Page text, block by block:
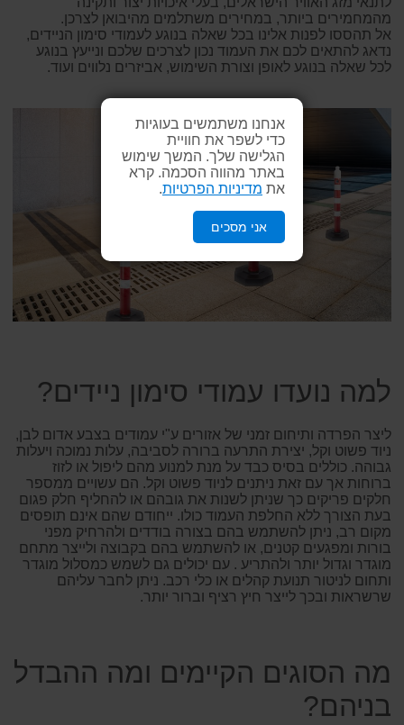
אנחנו משתמשים בעוגיות
כדי לשפר את חוויית
הגלישה שלך. המשך שימוש
באתר מהווה הסכמה. קרא
את מדיניות הפרטיות.
אני מסכים
מהמחמירים ביותר, במחירים משתלמים מהיבואן לצרכן.
אל תהססו לפנות אלינו בכל שאלה בנוגע לעמודי סימון הניידים,
נדאג להתאים לכם את העמוד נכון לצרכים שלכם ונייעץ בנוגע
לכל שאלה בנוגע לאופן וצורת השימוש, אביזרים נלווים ועוד.
למה נועדו עמודי סימון ניידים?
ליצר הפרדה ותיחום זמני של אזורים ע"י עמודים בצבע אדום לבן,
ניוד פשוט וקל, יצירת התרעה ברורה לסביבה, עלות נמוכה ויעלות
גבוהה. כוללים בסיס כבד על מנת למנוע מהם ליפול או לזוז
ברוחות אך עם זאת ניתנים לניוד פשוט וקל. הם עשויים ממספר
חלקים פריקים כך שניתן לשנות את גובהם או להחליף חלק פגום
בעת הצורך ללא החלפת העמוד כולו. ייחודם שהם אינם תופסים
מקום רב, ניתן להשתמש בהם בצורה בודדים ולהרחיק מפני
בורות ומפגעים קטנים, או להשתמש בהם בקבוצה ולייצר מתחם
מוגדר וגדול יותר ולהתריע . עם יכולים גם לשמש כמסלול מוגדר
ותחום לניטור תנועת קהלים או כלי רכב. ניתן לחבר עליהם
שרשראות ובכך לייצר חיץ רציף וברור יותר.
מה הסוגים הקיימים ומה ההבדל
בניהם?